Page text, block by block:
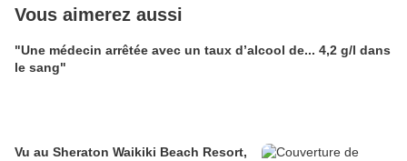
Vous aimerez aussi
"Une médecin arrêtée avec un taux d’alcool de... 4,2 g/l dans
le sang"
Vu au Sheraton Waikiki Beach Resort,